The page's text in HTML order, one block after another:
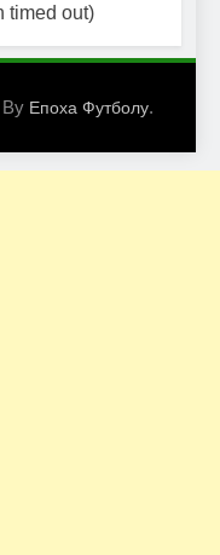
timed out)
Епоха Футболу.